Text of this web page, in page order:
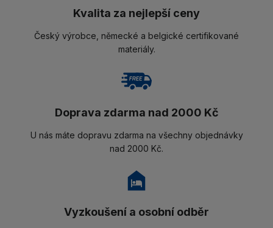
Kvalita za nejlepší ceny
Český výrobce, německé a belgické certifikované
materiály.
Doprava zdarma nad 2000 Kč
U nás máte dopravu zdarma na všechny objednávky
nad 2000 Kč.
Vyzkoušení a osobní odběr